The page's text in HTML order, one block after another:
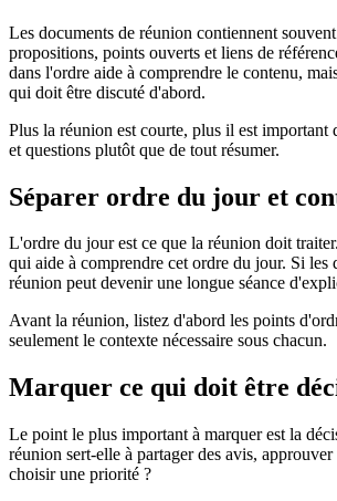
Les documents de réunion contiennent
propositions, points ouverts et liens de
dans l'ordre aide à comprendre le contenu,
qui doit être discuté d'abord.
Plus la réunion est courte, plus il est important
et questions plutôt que de tout résumer.
Séparer ordre du jour et
L'ordre du jour est ce que la réunion doit
qui aide à comprendre cet ordre du jour. Si les
réunion peut devenir une longue séance
Avant la réunion, listez d'abord les points
seulement le contexte nécessaire sous chacun.
Marquer ce qui doit être
Le point le plus important à marquer est la
réunion sert-elle à partager des avis,
choisir une priorité ?